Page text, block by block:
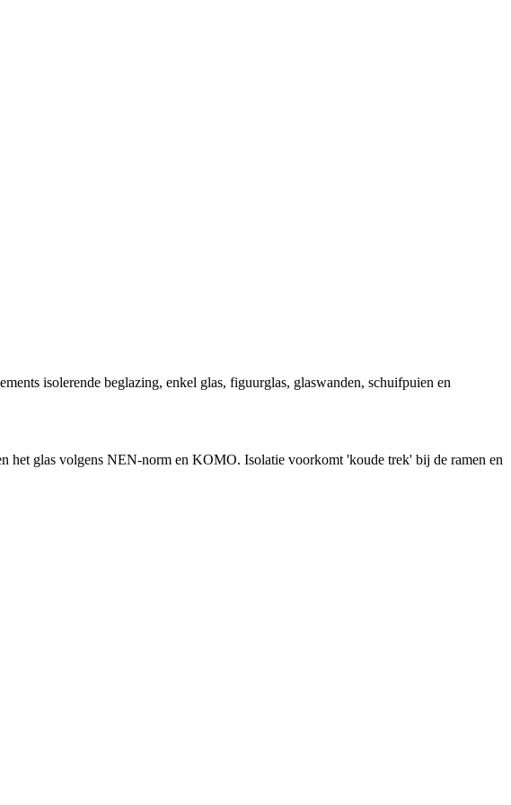
isolerende beglazing, enkel glas, figuurglas, glaswanden, schuifpuien en
het glas volgens NEN-norm en KOMO. Isolatie voorkomt 'koude trek' bij de ramen en